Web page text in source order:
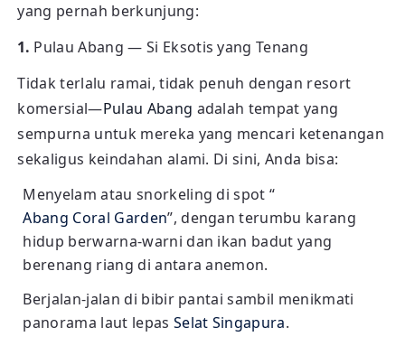
yang pernah berkunjung:
1. Pulau Abang — Si Eksotis yang Tenang
Tidak terlalu ramai, tidak penuh dengan resort
komersial—Pulau Abang adalah tempat yang
sempurna untuk mereka yang mencari ketenangan
sekaligus keindahan alami. Di sini, Anda bisa:
Menyelam atau snorkeling di spot “
Abang Coral Garden”, dengan terumbu karang
hidup berwarna-warni dan ikan badut yang
berenang riang di antara anemon.
Berjalan-jalan di bibir pantai sambil menikmati
panorama laut lepas Selat Singapura.